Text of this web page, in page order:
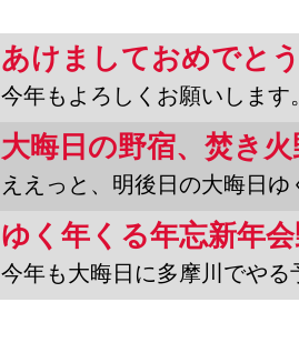
あけましておめでと
今年もよろしくお願いしま
ええっと、明後日の大晦日ゆく年くる年野宿、えいやっと「焚き
ゆく年くる年忘新年
今年も大晦日に多摩川でやる予定